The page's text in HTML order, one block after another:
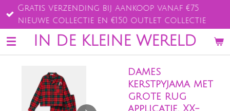
Ga
direct
naar
de
IN DE KLEINE WERELD
Gratis verzending bij aankoop vanaf €75
nieuwe collectie en €150 outlet collectie
dames
kerstpyjama met
grote rug